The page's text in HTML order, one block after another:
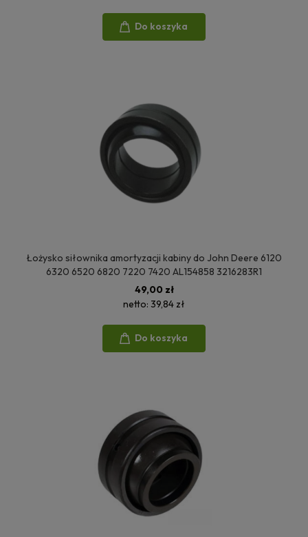
Do koszyka
Łożysko siłownika amortyzacji kabiny do John Deere 6120
6320 6520 6820 7220 7420 AL154858 3216283R1
49,00 zł
netto: 39,84 zł
Do koszyka